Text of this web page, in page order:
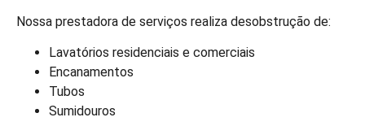
Nossa prestadora de serviços realiza desobstrução de:
Lavatórios residenciais e comerciais
Encanamentos
Tubos
Sumidouros